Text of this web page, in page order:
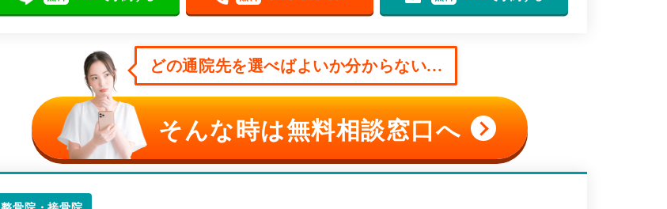
どの通院先を選べばよいか分からない...
そんな時は無料相談窓口へ